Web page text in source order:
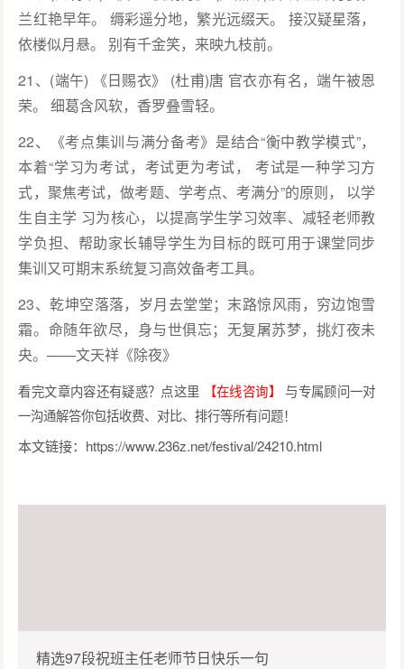
兰红艳早年。 缛彩遥分地，繁光远缀天。 接汉疑星落，
依楼似月悬。 别有千金笑，来映九枝前。
21、(端午) 《日赐衣》 (杜甫)唐 官衣亦有名，端午被恩
荣。 细葛含风软，香罗叠雪轻。
22、《考点集训与满分备考》是结合“衡中教学模式”，
本着“学习为考试，考试更为考试， 考试是一种学习方
式，聚焦考试，做考题、学考点、考满分”的原则， 以学
生自主学 习为核心，以提高学生学习效率、减轻老师教
学负担、帮助家长辅导学生为目标的既可用于课堂同步
集训又可期末系统复习高效备考工具。
23、乾坤空落落，岁月去堂堂；末路惊风雨，穷边饱雪
霜。命随年欲尽，身与世俱忘；无复屠苏梦，挑灯夜未
央。——文天祥《除夜》
看完文章内容还有疑惑？点这里 【在线咨询】
与专属顾问一对
一沟通解答你包括收费、对比、排行等所有问题！
本文链接： https://www.236z.net/festival/24210.html
精选97段祝班主任老师节日快乐一句